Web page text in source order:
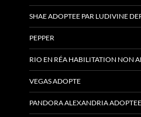
SHAE ADOPTEE PAR LUDIVINE
PEPPER
RIO EN RÉA HABILITATION NON
VEGAS ADOPTE
PANDORA ALEXANDRIA